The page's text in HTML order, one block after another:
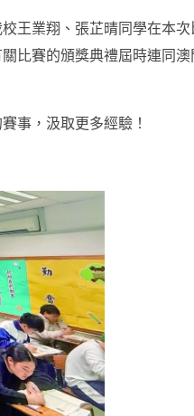
王業翔、張芷晴同學在本
比賽的頒獎典禮屆時連同
事，汲取更多經驗！